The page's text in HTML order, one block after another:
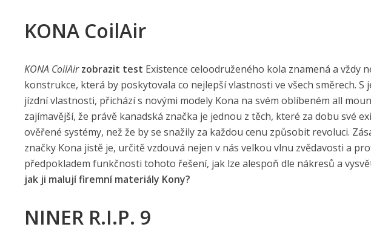
KONA CoilAir
KONA CoilAir zobrazit test Existence celoodruženého kola znamená a vždy
konstrukce, která by poskytovala co nejlepší vlastnosti ve všech směrech.
jízdní vlastnosti, přichází s novými modely Kona na svém oblíbeném all
zajímavější, že právě kanadská značka je jednou z těch, které za dobu své
ověřené systémy, než že by se snažily za každou cenu způsobit revoluci.
značky Kona jistě je, určitě vzdouvá nejen v nás velkou vlnu zvědavosti a
předpokladem funkčnosti tohoto řešení, jak lze alespoň dle nákresů a
jak ji malují firemní materiály Kony?
NINER R.I.P. 9